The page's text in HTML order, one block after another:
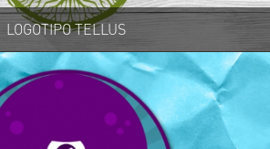
LOGOTIPO TELLUS